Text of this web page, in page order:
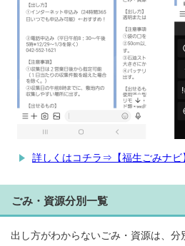
詳しくはコチラ⇒【福生ごみナビ
ごみ・資源分別一覧
出し方がわからないごみ・資源は、